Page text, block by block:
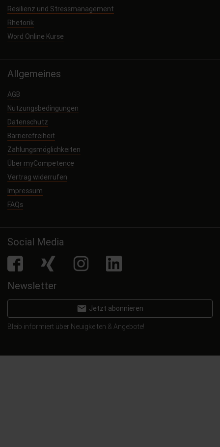
Resilienz und Stressmanagement
Rhetorik
Word Online Kurse
Allgemeines
AGB
Nutzungsbedingungen
Datenschutz
Barrierefreiheit
Zahlungsmöglichkeiten
Über myCompetence
Vertrag widerrufen
Impressum
FAQs
Social Media
facebook Xing Instagram LinkedIn
Newsletter
email Jetzt abonnieren
Bleib informiert über Neuigkeiten & Angebote!